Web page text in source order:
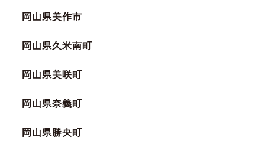
岡山県美作市
岡山県久米南町
岡山県美咲町
岡山県奈義町
岡山県勝央町